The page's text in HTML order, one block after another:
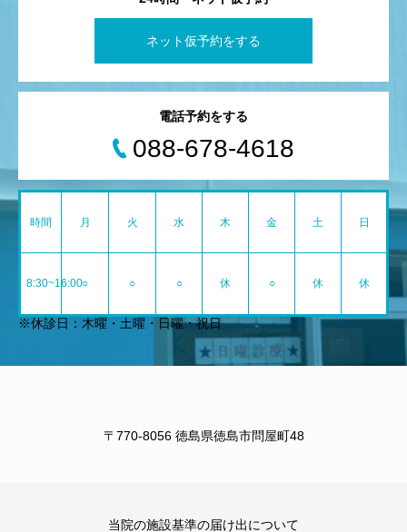
ネット仮予約をする
電話予約をする
088-678-4618
時間 月 火 水 木 金 土 日
8:30~16:00○ ○ ○ 休 ○ 休 休
※休診日：木曜・土曜・日曜・祝日
〒770-8056 徳島県徳島市問屋町48
当院の施設基準の届け出について